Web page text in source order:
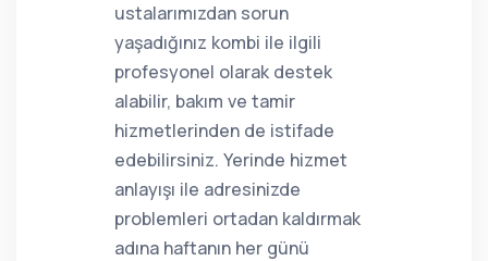
ustalarımızdan sorun
yaşadığınız kombi ile ilgili
profesyonel olarak destek
alabilir, bakım ve tamir
hizmetlerinden de istifade
edebilirsiniz. Yerinde hizmet
anlayışı ile adresinizde
problemleri ortadan kaldırmak
adına haftanın her günü